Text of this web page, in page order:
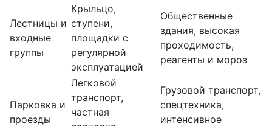
Лестницы и
входные
группы
Крыльцо,
ступени,
площадки с
регулярной
эксплуатацией
Общественные
здания, высокая
проходимость,
реагенты и мороз
Парковка и
проезды
Легковой
транспорт,
частная
Грузовой транспорт,
спецтехника,
интенсивное